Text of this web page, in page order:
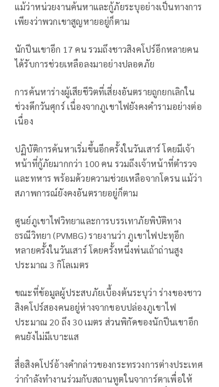
แม้ว่าหน่วยงานค้นหาและกู้ภัยระบุอย่างเป็นทางการ
เพียงว่าพวกเขาสูญหายอยู่ก็ตาม
นักปีนเขาอีก 17 คน รวมถึงชาวสิงคโปร์อีกหลายคน
ได้รับการช่วยเหลือลงมาอย่างปลอดภัย
การค้นหาร่างผู้เสียชีวิตที่เสี่ยงอันตรายถูกยกเลิกใน
ช่วงดึกวันศุกร์ เนื่องจากภูเขาไฟยังคงคำรามอย่างต่อ
เนื่อง
ปฏิบัติการค้นหาเริ่มขึ้นอีกครั้งในวันเสาร์ โดยมีเจ้า
หน้าที่กู้ภัยมากกว่า 100 คน รวมถึงเจ้าหน้าที่ตำรวจ
และทหาร พร้อมด้วยความช่วยเหลือจากโดรน แม้ว่า
สภาพการณ์ยังคงอันตรายอยู่ก็ตาม
ศูนย์ภูเขาไฟวิทยาและการบรรเทาภัยพิบัติทาง
ธรณีวิทยา (PVMBG) รายงานว่า ภูเขาไฟปะทุอีก
หลายครั้งในวันเสาร์ โดยครั้งหนึ่งพ่นเถ้าถ่านสูง
ประมาณ 3 กิโลเมตร
ขณะที่ข้อมูลผู้ประสบภัยเบื้องต้นระบุว่า ร่างของชาว
สิงคโปร์สองคนอยู่ห่างจากขอบปล่องภูเขาไฟ
ประมาณ 20 ถึง 30 เมตร ส่วนพิกัดของนักปีนเขาอีก
คนยังไม่มีเบาะแส
สื่อสิงคโปร์อ้างคำกล่าวของกระทรวงการต่างประเทศ
ว่ากำลังทำงานร่วมกับสถานทูตในจาการ์ตาเพื่อให้